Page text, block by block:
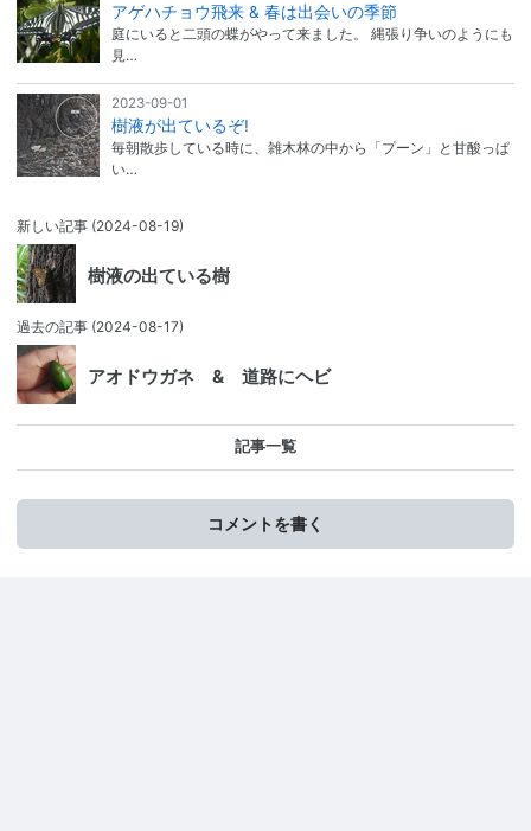
アゲハチョウ飛来 & 春は出会いの季節
庭にいると二頭の蝶がやって来ました。 縄張り争いのようにも
見…
2023-09-01
樹液が出ているぞ!
毎朝散歩している時に、雑木林の中から「プーン」と甘酸っぱ
い…
新しい記事 (2024-08-19)
樹液の出ている樹
過去の記事 (2024-08-17)
アオドウガネ & 道路にヘビ
記事一覧
コメントを書く